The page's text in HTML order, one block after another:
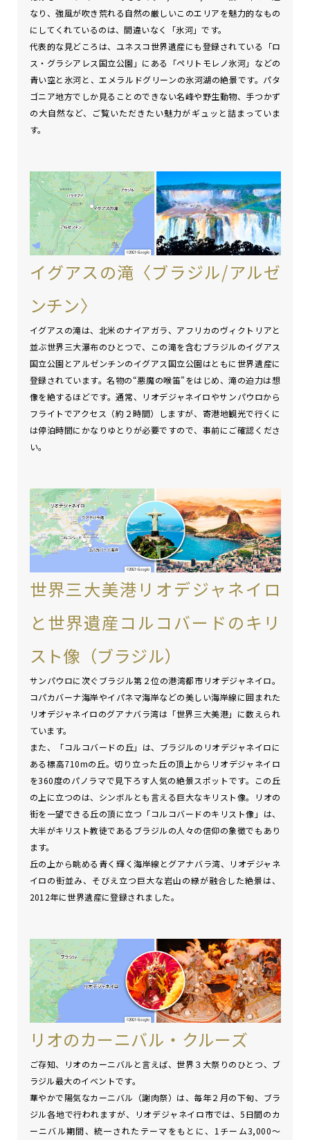
なり、強風が吹き荒れる自然の厳しいこのエリアを魅力的なもの
にしてくれているのは、間違いなく「氷河」です。
代表的な見どころは、ユネスコ世界遺産にも登録されている「ロ
ス・グラシアレス国立公園」にある「ペリトモレノ氷河」などの
青い空と氷河と、エメラルドグリーンの氷河湖の絶景です。パタ
ゴニア地方でしか見ることのできない名峰や野生動物、手つかず
の大自然など、ご覧いただきたい魅力がギュッと詰まっていま
す。
イグアスの滝〈ブラジル/アルゼ
ンチン〉
イグアスの滝は、北米のナイアガラ、アフリカのヴィクトリアと
並ぶ世界三大瀑布のひとつで、この滝を含むブラジルのイグアス
国立公園とアルゼンチンのイグアス国立公園はともに世界遺産に
登録されています。名物の“悪魔の喉笛”をはじめ、滝の迫力は想
像を絶するほどです。通常、リオデジャネイロやサンパウロから
フライトでアクセス（約２時間）しますが、寄港地観光で行くに
は停泊時間にかなりゆとりが必要ですので、事前にご確認くださ
い。
世界三大美港リオデジャネイロ
と世界遺産コルコバードのキリ
スト像（ブラジル）
サンパウロに次ぐブラジル第２位の港湾都市リオデジャネイロ。
コパカバーナ海岸やイパネマ海岸などの美しい海岸線に囲まれた
リオデジャネイロのグアナバラ湾は「世界三大美港」に数えられ
ています。
また、「コルコバードの丘」は、ブラジルのリオデジャネイロに
ある標高710mの丘。切り立った丘の頂上からリオデジャネイロ
を360度のパノラマで見下ろす人気の絶景スポットです。この丘
の上に立つのは、シンボルとも言える巨大なキリスト像。リオの
街を一望できる丘の頂に立つ「コルコバードのキリスト像」は、
大半がキリスト教徒であるブラジルの人々の信仰の象徴でもあり
ます。
丘の上から眺める青く輝く海岸線とグアナバラ湾、リオデジャネ
イロの街並み、そびえ立つ巨大な岩山の緑が融合した絶景は、
2012年に世界遺産に登録されました。
リオのカーニバル・クルーズ
ご存知、リオのカーニバルと言えば、世界３大祭りのひとつ、ブ
ラジル最大のイベントです。
華やかで陽気なカーニバル（謝肉祭）は、毎年２月の下旬、ブラ
ジル各地で行われますが、リオデジャネイロ市では、5日間のカ
ーニバル期間、統一されたテーマをもとに、1チーム3,000～